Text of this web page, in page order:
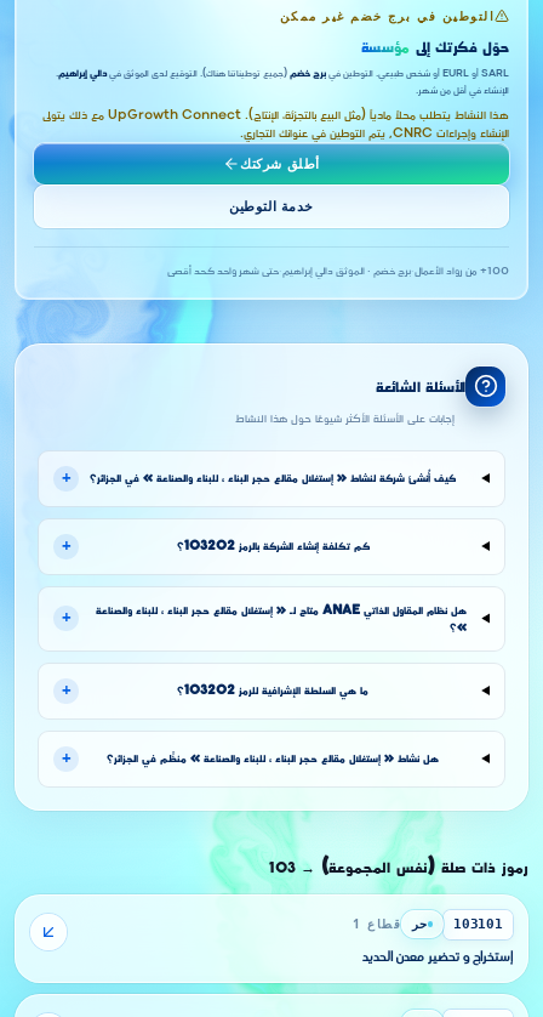
التوطين في برج خضم غير ممكن
حوّل فكرتك إلى مؤسسة
SARL أو EURL أو شخص طبيعي. التوطين في برج خضم (جميع توطيناتنا هناك). التوقيع لدى الموثق فيدالي إبراهيم
الإنشاء في أقل من شهر.
هذا النشاط يتطلب محلاً مادياً (مثل البيع بالتجزئة، الإنتاج). UpGrowth Connect مع ذلك يتولى
الإنشاء وإجراءات CNRC, يتم التوطين في عنوانك التجاري.
أطلق شركتك
خدمة التوطين
100+ من رواد الأعمال ·برج خضم · الموثق دالي إبراهيم ·حتى شهر واحد كحد أقصى
الأسئلة الشائعة
إجابات على الأسئلة الأكثر شيوعًا حول هذا النشاط
كيف أُنشئ شركة لنشاط « إستغلال مقالع حجر البناء ، للبناء والصناعة » في الجزائر؟ +
كم تكلفة إنشاء الشركة بالرمز 103202؟ +
هل نظام المقاول الذاتي ANAE متاح لـ « إستغلال مقالع حجر البناء ، للبناء والصناعة
»؟
+
ما هي السلطة الإشرافية للرمز 103202؟ +
هل نشاط « إستغلال مقالع حجر البناء ، للبناء والصناعة » منظَّم في الجزائر؟ +
رموز ذات صلة (نفس المجموعة) →
103
103101 حر قطاع 1
إستخراج و تحضير معدن الحديد